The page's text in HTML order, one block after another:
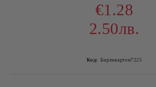
€1.28
2.50лв.
Код: Биренкартон7225